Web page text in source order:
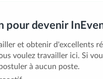
pour devenir
et obtenir d'excellents
voulez travailler ici. Si
à aucun poste.